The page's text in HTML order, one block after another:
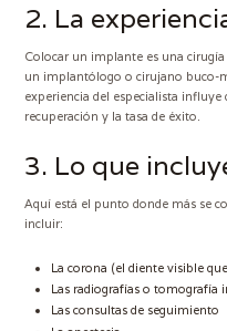
2. La
Colocar un implante es una
un implantólogo o cirujano buco-
experiencia del especialista
recuperación y la tasa de éxito.
3. Lo que
Aquí está el punto donde más se
incluir:
La corona (el diente visible
Las radiografías o tomografía
Las consultas de seguimiento